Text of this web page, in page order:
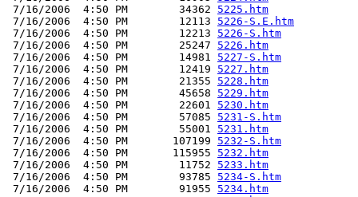
7/16/2006  4:50 PM        34362 5225.htm
7/16/2006  4:50 PM        12113 5226-S.E.htm
7/16/2006  4:50 PM        12213 5226-S.htm
7/16/2006  4:50 PM        25247 5226.htm
7/16/2006  4:50 PM        14981 5227-S.htm
7/16/2006  4:50 PM        12419 5227.htm
7/16/2006  4:50 PM        21355 5228.htm
7/16/2006  4:50 PM        45658 5229.htm
7/16/2006  4:50 PM        22601 5230.htm
7/16/2006  4:50 PM        57085 5231-S.htm
7/16/2006  4:50 PM        55001 5231.htm
7/16/2006  4:50 PM       107199 5232-S.htm
7/16/2006  4:50 PM       115955 5232.htm
7/16/2006  4:50 PM        11752 5233.htm
7/16/2006  4:50 PM        93785 5234-S.htm
7/16/2006  4:50 PM        91955 5234.htm